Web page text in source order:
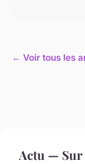
← Voir tous les
Actu — Sur